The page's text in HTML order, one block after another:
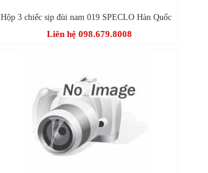
Hộp 3 chiếc sịp đùi nam 019 SPECLO Hàn Quốc
Liên hệ 098.679.8008